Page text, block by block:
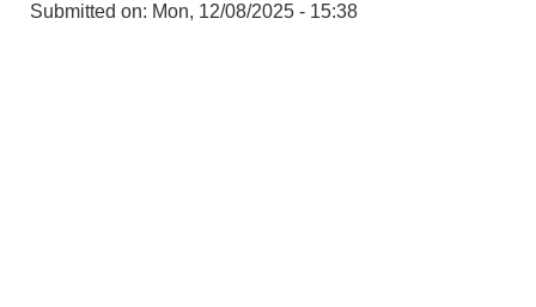
Submitted on: Mon, 12/08/2025 - 15:38